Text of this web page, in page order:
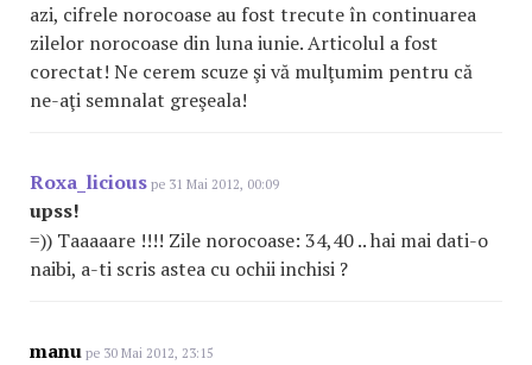
azi, cifrele norocoase au fost trecute în continuarea
zilelor norocoase din luna iunie. Articolul a fost
corectat! Ne cerem scuze şi vă mulţumim pentru că
ne-aţi semnalat greşeala!
Roxa_licious pe 31 Mai 2012, 00:09
upss!
=)) Taaaaare !!!! Zile norocoase: 34,40 .. hai mai dati-o
naibi, a-ti scris astea cu ochii inchisi ?
manu pe 30 Mai 2012, 23:15